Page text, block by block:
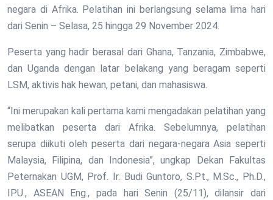
negara di Afrika. Pelatihan ini berlangsung selama lima hari
dari Senin – Selasa, 25 hingga 29 November 2024.
Peserta yang hadir berasal dari Ghana, Tanzania, Zimbabwe,
dan Uganda dengan latar belakang yang beragam seperti
LSM, aktivis hak hewan, petani, dan mahasiswa.
“Ini merupakan kali pertama kami mengadakan pelatihan yang
melibatkan peserta dari Afrika. Sebelumnya, pelatihan
serupa diikuti oleh peserta dari negara-negara Asia seperti
Malaysia, Filipina, dan Indonesia”, ungkap Dekan Fakultas
Peternakan UGM, Prof. Ir. Budi Guntoro, S.Pt., M.Sc., Ph.D.,
IPU., ASEAN Eng., pada hari Senin (25/11), dilansir dari